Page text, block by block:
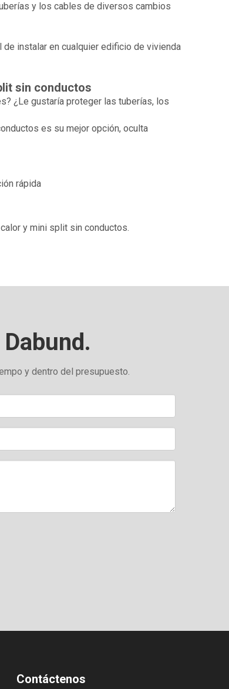
y los cables de diversos cambios
instalar en cualquier edificio de vivienda
sin conductos
¿Le gustaría proteger las tuberías, los
es su mejor opción, oculta
rápida
y mini split sin conductos.
y dentro del presupuesto.
Contáctenos